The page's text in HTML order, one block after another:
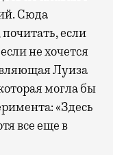
Сюда
если
не хочется
Луиза
могла бы
«Здесь
все еще в